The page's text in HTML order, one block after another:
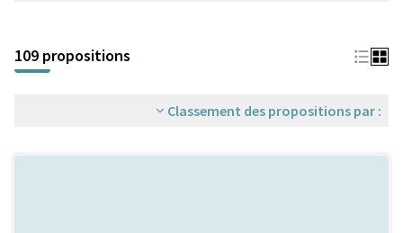
+
−
109 propositions
Classement des propositions par :